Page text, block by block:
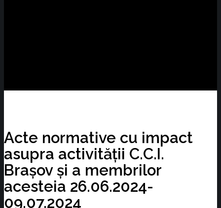
Acte normative cu impact
asupra activității C.C.I.
Brașov și a membrilor
acesteia 26.06.2024-
09.07.2024